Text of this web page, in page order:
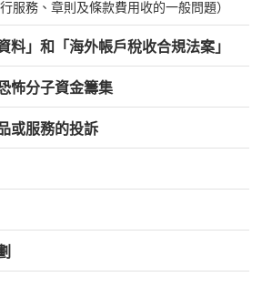
服務、章則及條款費用收的一般問題）
料」和「海外帳戶稅收合規法案」
怖分子資金籌集
或服務的投訴